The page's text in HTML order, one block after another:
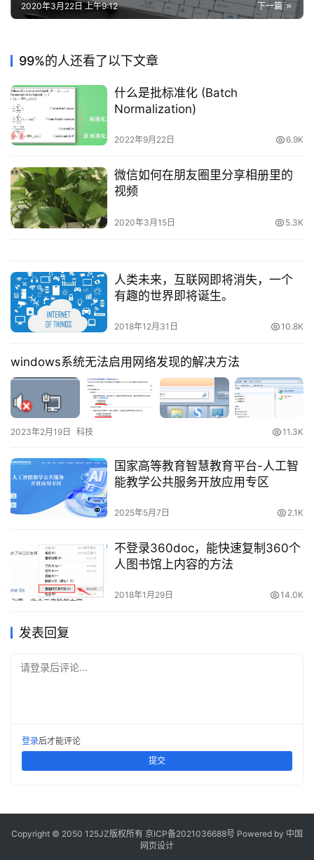
下一篇
2020年3月22日 上午9:12
99%的人还看了以下文章
什么是批标准化 (Batch
Normalization)
2022年9月22日 6.9K
微信如何在朋友圈里分享相册里的
视频
2020年3月15日 5.3K
人类未来，互联网即将消失，一个
有趣的世界即将诞生。
2018年12月31日 10.8K
windows系统无法启用网络发现的解决方法
2023年2月19日 科技 11.3K
国家高等教育智慧教育平台-人工智
能教学公共服务开放应用专区
2025年5月7日 2.1K
不登录360doc，能快速复制360个
人图书馆上内容的方法
2018年1月29日 14.0K
发表回复
请登录后评论...
登录后才能评论
提交
Copyright © 2050 125JZ版权所有 京ICP备2021036688号 Powered by 中国
网页设计